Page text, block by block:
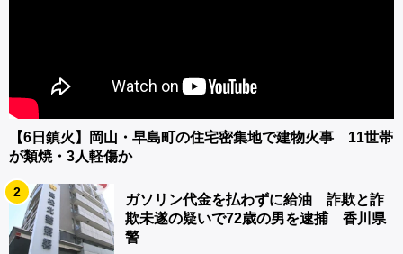
【6日鎮火】岡山・早島町の住宅密集地で建物火事 11世帯
が類焼・3人軽傷か
2
ガソリン代金を払わずに給油 詐欺と詐
欺未遂の疑いで72歳の男を逮捕 香川県
警